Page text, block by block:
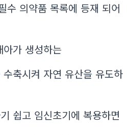
수 의약품 목록에 등재 되어
가 생성하는
축시켜 자연 유산을 유도하
쉽고 임신초기에 복용하면